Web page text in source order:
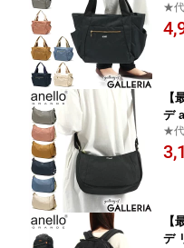
容
勤
★代
ー
【
デ
レ
★代
ー
【
デ